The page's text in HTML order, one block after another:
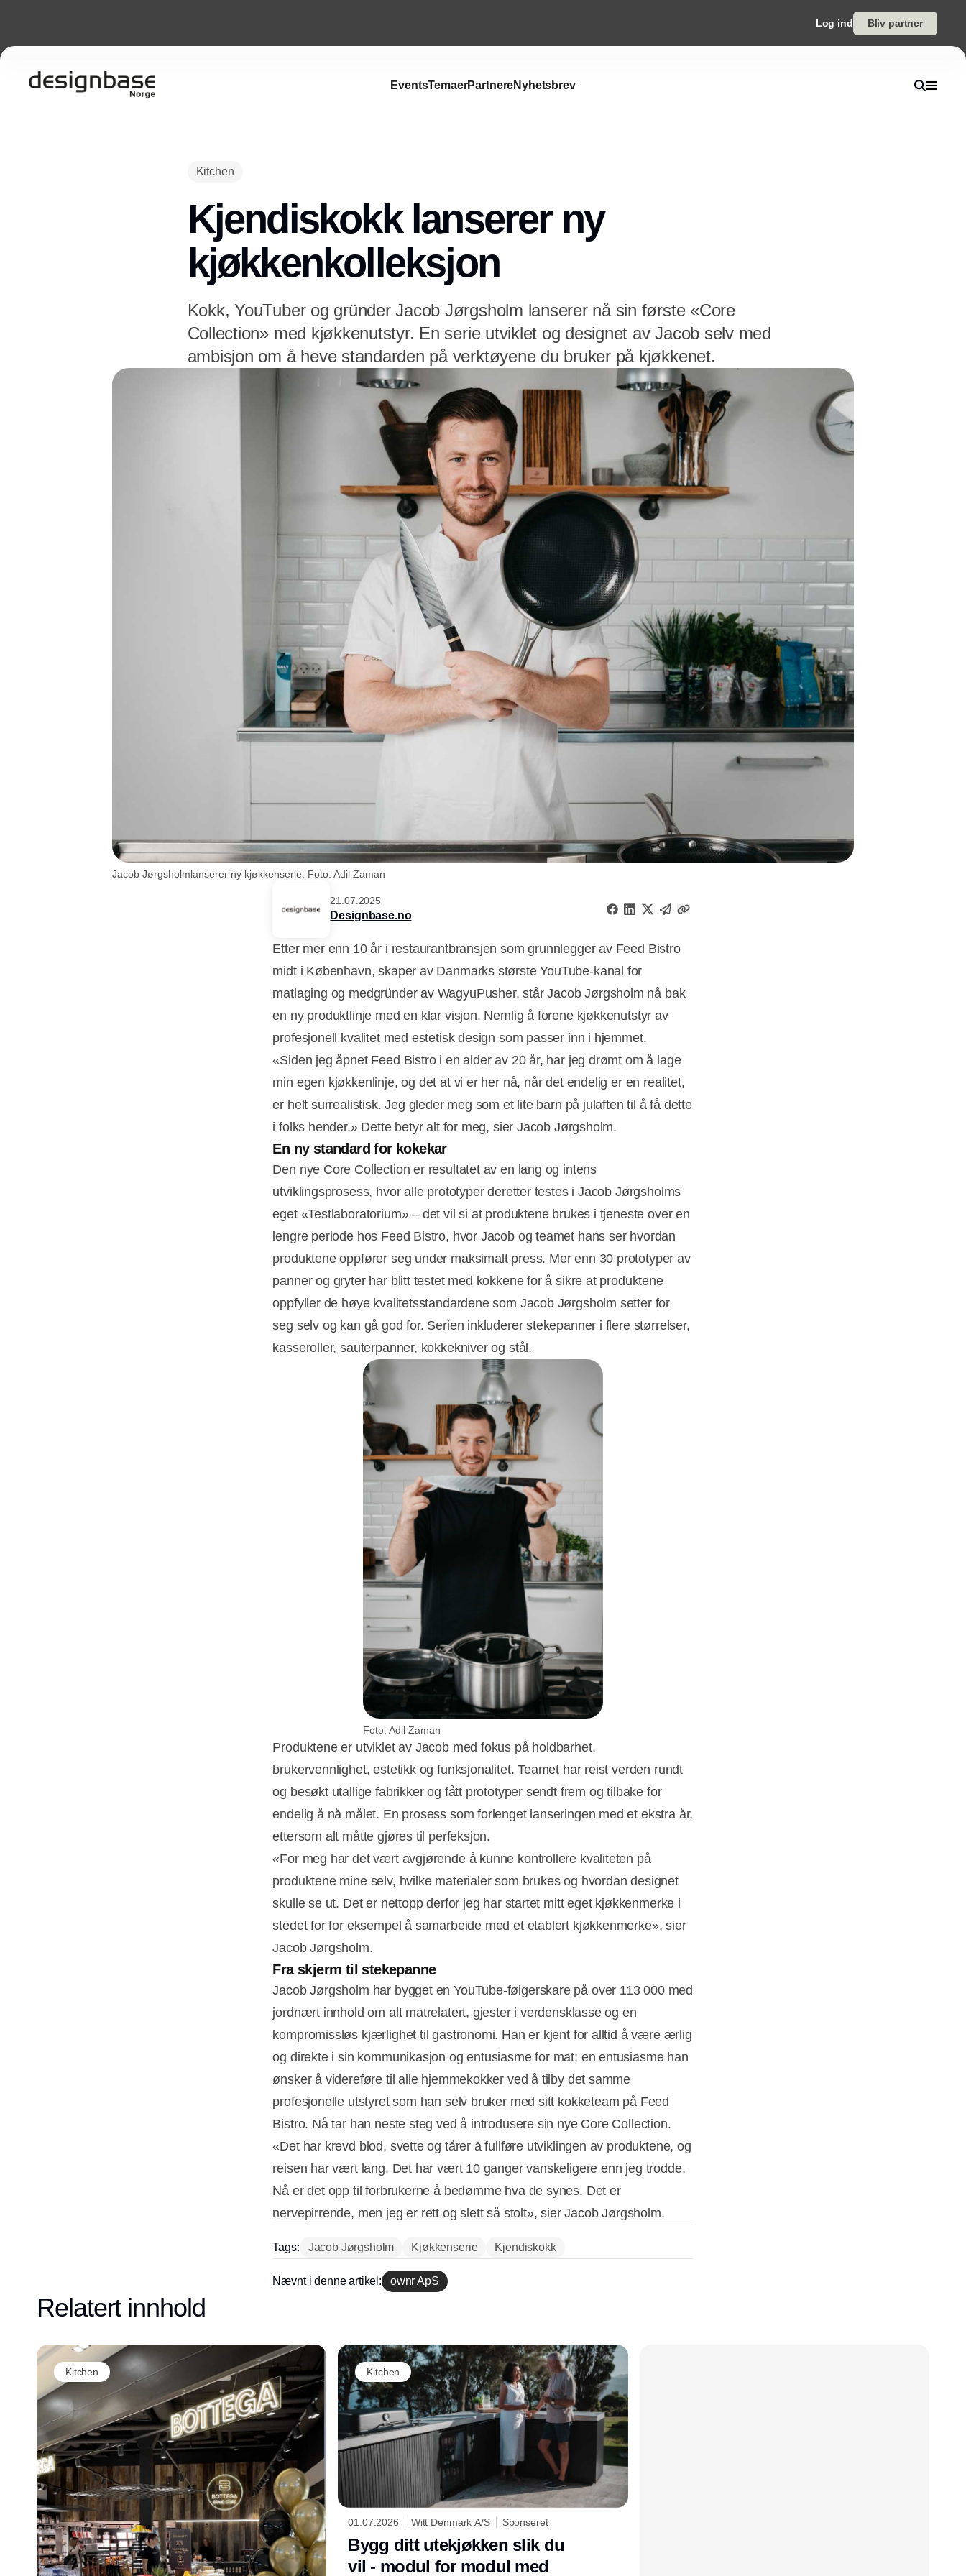
Log ind Bliv partner
EventsTemaerPartnereNyhetsbrev
Kitchen
Kjendiskokk lanserer ny
kjøkkenkolleksjon
Kokk, YouTuber og gründer Jacob Jørgsholm lanserer nå sin første «Core
Collection» med kjøkkenutstyr. En serie utviklet og designet av Jacob selv med
ambisjon om å heve standarden på verktøyene du bruker på kjøkkenet.
Jacob Jørgsholmlanserer ny kjøkkenserie. Foto: Adil Zaman
21.07.2025
Designbase.no
Etter mer enn 10 år i restaurantbransjen som grunnlegger av Feed Bistro
midt i København, skaper av Danmarks største YouTube-kanal for
matlaging og medgründer av WagyuPusher, står Jacob Jørgsholm nå bak
en ny produktlinje med en klar visjon. Nemlig å forene kjøkkenutstyr av
profesjonell kvalitet med estetisk design som passer inn i hjemmet.
«Siden jeg åpnet Feed Bistro i en alder av 20 år, har jeg drømt om å lage
min egen kjøkkenlinje, og det at vi er her nå, når det endelig er en realitet,
er helt surrealistisk. Jeg gleder meg som et lite barn på julaften til å få dette
i folks hender.» Dette betyr alt for meg, sier Jacob Jørgsholm.
Annonce
En ny standard for kokekar
Den nye Core Collection er resultatet av en lang og intens
utviklingsprosess, hvor alle prototyper deretter testes i Jacob Jørgsholms
eget «Testlaboratorium» – det vil si at produktene brukes i tjeneste over en
lengre periode hos Feed Bistro, hvor Jacob og teamet hans ser hvordan
produktene oppfører seg under maksimalt press. Mer enn 30 prototyper av
panner og gryter har blitt testet med kokkene for å sikre at produktene
oppfyller de høye kvalitetsstandardene som Jacob Jørgsholm setter for
seg selv og kan gå god for. Serien inkluderer stekepanner i flere størrelser,
kasseroller, sauterpanner, kokkekniver og stål.
Foto: Adil Zaman
Produktene er utviklet av Jacob med fokus på holdbarhet,
brukervennlighet, estetikk og funksjonalitet. Teamet har reist verden rundt
og besøkt utallige fabrikker og fått prototyper sendt frem og tilbake for
endelig å nå målet. En prosess som forlenget lanseringen med et ekstra år,
ettersom alt måtte gjøres til perfeksjon.
«For meg har det vært avgjørende å kunne kontrollere kvaliteten på
produktene mine selv, hvilke materialer som brukes og hvordan designet
skulle se ut. Det er nettopp derfor jeg har startet mitt eget kjøkkenmerke i
stedet for for eksempel å samarbeide med et etablert kjøkkenmerke», sier
Jacob Jørgsholm.
Fra skjerm til stekepanne
Jacob Jørgsholm har bygget en YouTube-følgerskare på over 113 000 med
jordnært innhold om alt matrelatert, gjester i verdensklasse og en
kompromissløs kjærlighet til gastronomi. Han er kjent for alltid å være ærlig
og direkte i sin kommunikasjon og entusiasme for mat; en entusiasme han
ønsker å videreføre til alle hjemmekokker ved å tilby det samme
profesjonelle utstyret som han selv bruker med sitt kokketeam på Feed
Bistro. Nå tar han neste steg ved å introdusere sin nye Core Collection.
«Det har krevd blod, svette og tårer å fullføre utviklingen av produktene, og
reisen har vært lang. Det har vært 10 ganger vanskeligere enn jeg trodde.
Nå er det opp til forbrukerne å bedømme hva de synes. Det er
nervepirrende, men jeg er rett og slett så stolt», sier Jacob Jørgsholm.
Tags: Jacob Jørgsholm Kjøkkenserie Kjendiskokk
Nævnt i denne artikel: ownr ApS
Relatert innhold
Kitchen Kitchen
01.07.2026 Witt Denmark A/S Sponseret
Bygg ditt utekjøkken slik du
vil - modul for modul med